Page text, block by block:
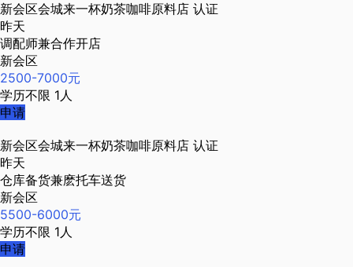
新会区会城来一杯奶茶咖啡原料店 认证
昨天
调配师兼合作开店
新会区
2500-7000元
学历不限 1人
申请
新会区会城来一杯奶茶咖啡原料店 认证
昨天
仓库备货兼麽托车送货
新会区
5500-6000元
学历不限 1人
申请